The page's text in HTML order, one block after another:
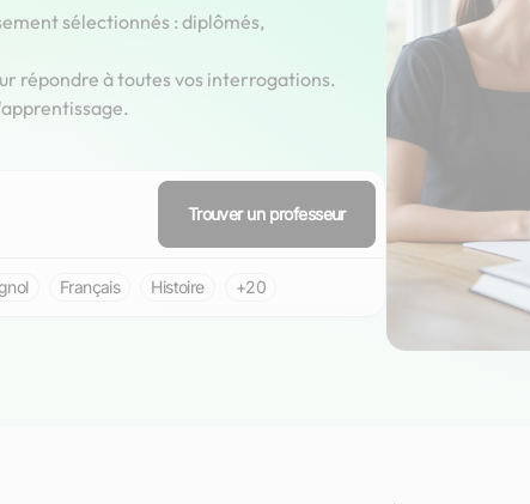
sélectionnés : diplômés,
répondre à toutes vos interrogations.
Trouver un professeur
Français Histoire +20